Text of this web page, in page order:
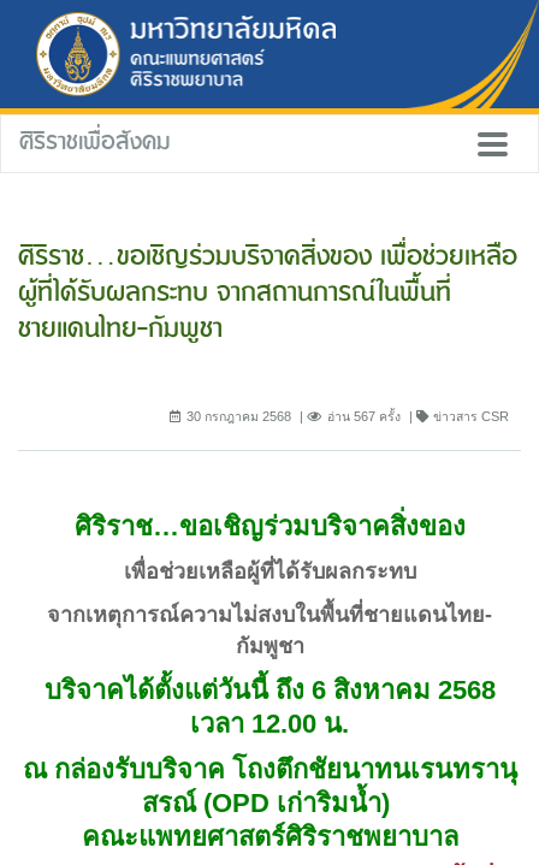
ศิริราชเพื่อสังคม
ศิริราช…ขอเชิญร่วมบริจาคสิ่งของ เพื่อช่วยเหลือ
ผู้ที่ได้รับผลกระทบ จากสถานการณ์ในพื้นที่
ชายแดนไทย-กัมพูชา
30 กรกฎาคม 2568 อ่าน 567 ครั้ง ข่าวสาร CSR
ศิริราช…ขอเชิญร่วมบริจาคสิ่งของ
เพื่อช่วยเหลือผู้ที่ได้รับผลกระทบ
จากเหตุการณ์ความไม่สงบในพื้นที่ชายแดนไทย-
กัมพูชา
บริจาคได้ตั้งแต่วันนี้ ถึง 6 สิงหาคม 2568
เวลา 12.00 น.
ณ กล่องรับบริจาค โถงตึกชัยนาทนเรนทรานุ
สรณ์ (OPD เก่าริมน้ำ)
คณะแพทยศาสตร์ศิริราชพยาบาล